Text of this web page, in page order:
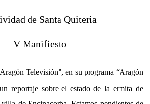
de Santa Quiteria
V Manifiesto
Televisión”, en su programa “Aragón
reportaje sobre el estado de la ermita de